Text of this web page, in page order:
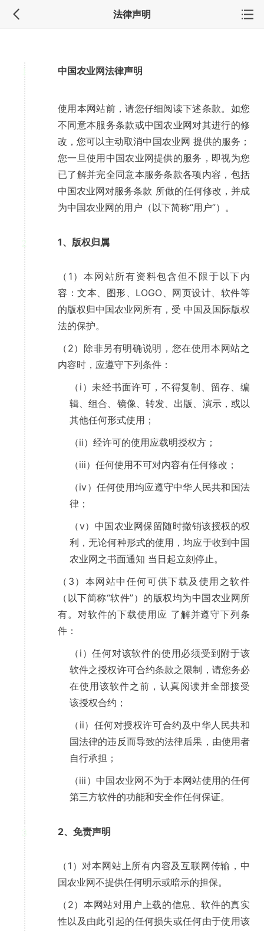
法律声明
1 中国农业网法律声明
使用本网站前，请您仔细阅读下述条款。如您
不同意本服务条款或中国农业网对其进行的修
改，您可以主动取消中国农业网 提供的服务；
您一旦使用中国农业网提供的服务，即视为您
已了解并完全同意本服务条款各项内容，包括
中国农业网对服务条款 所做的任何修改，并成
为中国农业网的用户（以下简称“用户”）。
2 1、版权归属
（1）本网站所有资料包含但不限于以下内
容：文本、图形、LOGO、网页设计、软件等
的版权归中国农业网所有，受 中国及国际版权
法的保护。
（2）除非另有明确说明，您在使用本网站之
内容时，应遵守下列条件：
（i）未经书面许可，不得复制、留存、编
辑、组合、镜像、转发、出版、演示，或以
其他任何形式使用；
（ii）经许可的使用应载明授权方；
（iii）任何使用不可对内容有任何修改；
（iv）任何使用均应遵守中华人民共和国法
律；
（v）中国农业网保留随时撤销该授权的权
利，无论何种形式的使用，均应于收到中国
农业网之书面通知 当日起立刻停止。
（3）本网站中任何可供下载及使用之软件
（以下简称“软件”）的版权均为中国农业网所
有。对软件的下载使用应 了解并遵守下列条
件：
（i）任何对该软件的使用必须受到附于该
软件之授权许可合约条款之限制，请您务必
在使用该软件之前，认真阅读并全部接受
该授权合约；
（ii）任何对授权许可合约及中华人民共和
国法律的违反而导致的法律后果，由使用者
自行承担；
（iii）中国农业网不为于本网站使用的任何
第三方软件的功能和安全作任何保证。
3 2、免责声明
（1）对本网站上所有内容及互联网传输，中
国农业网不提供任何明示或暗示的担保。
（2）本网站对用户上载的信息、软件的真实
性以及由此引起的任何损失或任何由于使用该